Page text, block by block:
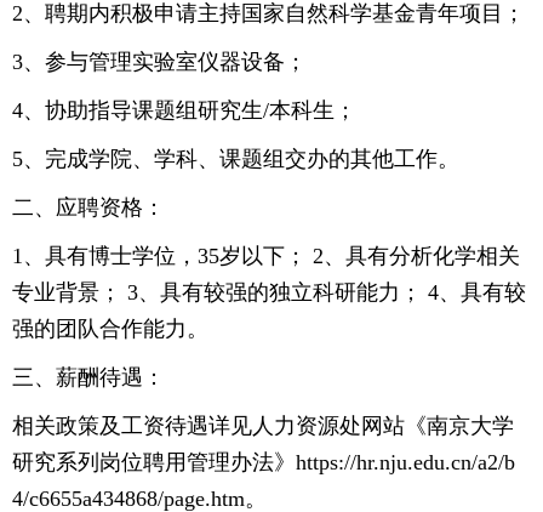
2、聘期内积极申请主持国家自然科学基金青年项目；
3、参与管理实验室仪器设备；
4、协助指导课题组研究生/本科生；
5、完成学院、学科、课题组交办的其他工作。
二、应聘资格：
1、具有博士学位，35岁以下； 2、具有分析化学相关
专业背景； 3、具有较强的独立科研能力； 4、具有较
强的团队合作能力。
三、薪酬待遇：
相关政策及工资待遇详见人力资源处网站《南京大学
研究系列岗位聘用管理办法》https://hr.nju.edu.cn/a2/b
4/c6655a434868/page.htm。